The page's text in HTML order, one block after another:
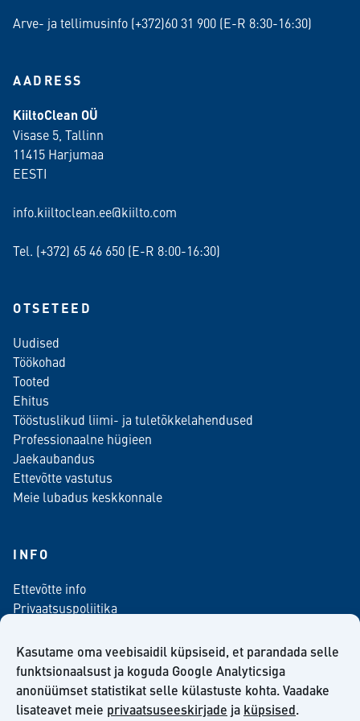
Kasutame oma veebisaidil küpsiseid, et parandada selle
funktsionaalsust ja koguda Google Analyticsiga
anonüümset statistikat selle külastuste kohta. Vaadake
lisateavet meie privaatsuseeskirjade ja küpsised.
Arve- ja tellimusinfo (+372)60 31 900 (E-R 8:30-16:30)
AADRESS
KiiltoClean OÜ
Visase 5, Tallinn
11415 Harjumaa
EESTI
info.kiiltoclean.ee@kiilto.com
Tel. (+372) 65 46 650 (E-R 8:00-16:30)
OTSETEED
Uudised
Töökohad
Tooted
Ehitus
Tööstuslikud liimi- ja tuletõkkelahendused
Professionaalne hügieen
Jaekaubandus
Ettevõtte vastutus
Meie lubadus keskkonnale
INFO
Ettevõtte info
Privaatsuspoliitika
Meediale
Telli meie uudiskiri
Kiilto Eesti OÜ müügilepingu tingimused